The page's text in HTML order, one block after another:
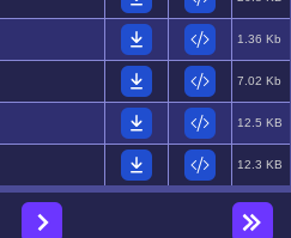
1.36 Kb
7.02 Kb
12.5 KB
12.3 KB